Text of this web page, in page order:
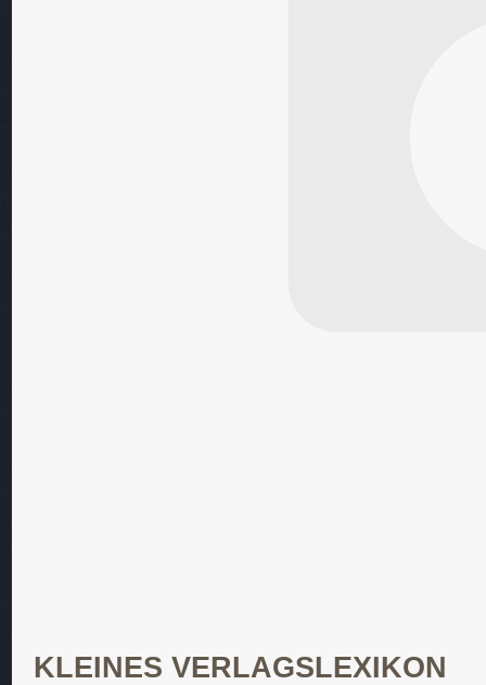
KLEINES VERLAGSLEXIKON